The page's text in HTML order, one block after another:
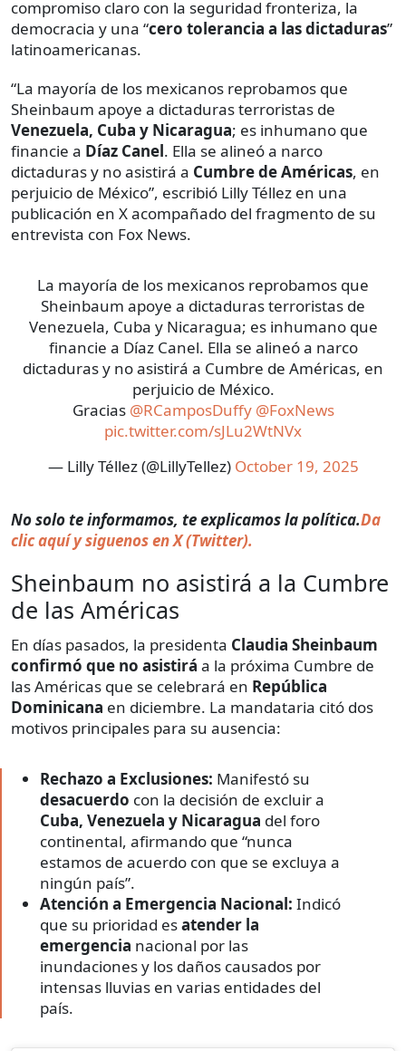
compromiso claro con la seguridad fronteriza, la
democracia y una “cero tolerancia a las dictaduras”
latinoamericanas.
“La mayoría de los mexicanos reprobamos que
Sheinbaum apoye a dictaduras terroristas de
Venezuela, Cuba y Nicaragua; es inhumano que
financie a Díaz Canel. Ella se alineó a narco
dictaduras y no asistirá a Cumbre de Américas, en
perjuicio de México”, escribió Lilly Téllez en una
publicación en X acompañado del fragmento de su
entrevista con Fox News.
La mayoría de los mexicanos reprobamos que
Sheinbaum apoye a dictaduras terroristas de
Venezuela, Cuba y Nicaragua; es inhumano que
financie a Díaz Canel. Ella se alineó a narco
dictaduras y no asistirá a Cumbre de Américas, en
perjuicio de México.
Gracias @RCamposDuffy @FoxNews
pic.twitter.com/sJLu2WtNVx
— Lilly Téllez (@LillyTellez) October 19, 2025
No solo te informamos, te explicamos la política.Da
clic aquí y siguenos en X (Twitter).
Sheinbaum no asistirá a la Cumbre
de las Américas
En días pasados, la presidenta Claudia Sheinbaum
confirmó que no asistirá a la próxima Cumbre de
las Américas que se celebrará en República
Dominicana en diciembre. La mandataria citó dos
motivos principales para su ausencia:
Rechazo a Exclusiones: Manifestó su
desacuerdo con la decisión de excluir a
Cuba, Venezuela y Nicaragua del foro
continental, afirmando que “nunca
estamos de acuerdo con que se excluya a
ningún país”.
Atención a Emergencia Nacional: Indicó
que su prioridad esatender la
emergencia nacional por las
inundaciones y los daños causados por
intensas lluvias en varias entidades del
país.